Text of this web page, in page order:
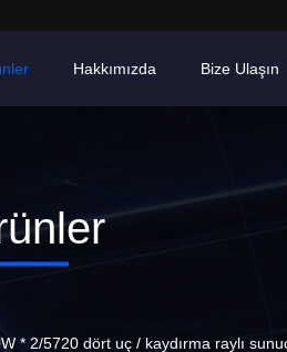
Hakkımızda Bize Ulaşın
* 2/5720 dört uç / kaydırma raylı